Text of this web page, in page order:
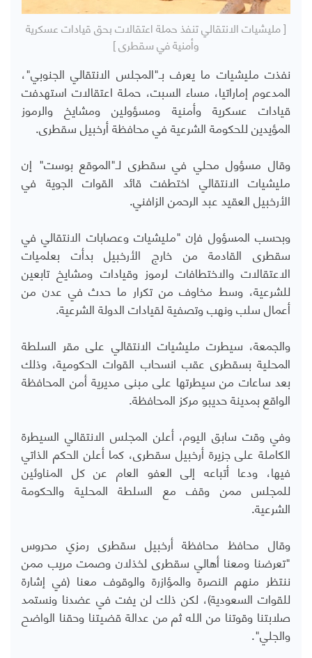
[ مليشيات الانتقالي تنفذ حملة اعتقالات بحق قيادات عسكرية
وأمنية في سقطرى ]
نفذت مليشيات ما يعرف بـ"المجلس الانتقالي الجنوبي"،
المدعوم إماراتيا، مساء السبت، حملة اعتقالات استهدفت
قيادات عسكرية وأمنية ومسؤولين ومشايخ والرموز
المؤيدين للحكومة الشرعية في محافظة أرخبيل سقطرى.
وقال مسؤول محلي في سقطرى لـ"الموقع بوست" إن
مليشيات الانتقالي اختطفت قائد القوات الجوية في
الأرخبيل العقيد عبد الرحمن الزافني.
وبحسب المسؤول فإن "مليشيات وعصابات الانتقالي في
سقطرى القادمة من خارج الأرخبيل بدأت بعلميات
الاعتقالات والاختطافات لرموز وقيادات ومشايخ تابعين
للشرعية، وسط مخاوف من تكرار ما حدث في عدن من
أعمال سلب ونهب وتصفية لقيادات الدولة الشرعية.
والجمعة، سيطرت مليشيات الانتقالي على مقر السلطة
المحلية بسقطرى عقب انسحاب القوات الحكومية، وذلك
بعد ساعات من سيطرتها على مبنى مديرية أمن المحافظة
الواقع بمدينة حديبو مركز المحافظة.
وفي وقت سابق اليوم، أعلن المجلس الانتقالي السيطرة
الكاملة على جزيرة أرخبيل سقطرى، كما أعلن الحكم الذاتي
فيها، ودعا أتباعه إلى العفو العام عن كل المناوئين
للمجلس ممن وقف مع السلطة المحلية والحكومة
الشرعية.
وقال محافظ محافظة أرخبيل سقطرى رمزي محروس
"تعرضنا ومعنا أهالي سقطرى لخذلان وصمت مريب ممن
ننتظر منهم النصرة والمؤازرة والوقوف معنا (في إشارة
للقوات السعودية)، لكن ذلك لن يفت في عضدنا ونستمد
صلابتنا وقوتنا من الله ثم من عدالة قضيتنا وحقنا الواضح
والجلي".